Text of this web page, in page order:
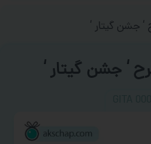
جشن گیتار ‘
‘ جشن گیتار ‘